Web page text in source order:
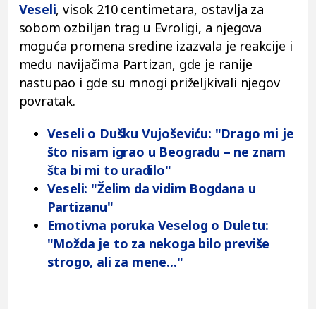
Veseli, visok 210 centimetara, ostavlja za
sobom ozbiljan trag u Evroligi, a njegova
moguća promena sredine izazvala je reakcije i
među navijačima Partizan, gde je ranije
nastupao i gde su mnogi priželjkivali njegov
povratak.
Veseli o Dušku Vujoševiću: "Drago mi je
što nisam igrao u Beogradu – ne znam
šta bi mi to uradilo"
Veseli: "Želim da vidim Bogdana u
Partizanu"
Emotivna poruka Veselog o Duletu:
"Možda je to za nekoga bilo previše
strogo, ali za mene..."